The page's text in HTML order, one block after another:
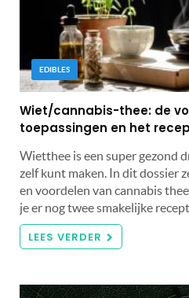
EDIBLES
Wiet/cannabis-thee: de
toepassingen en het
Wietthee is een super gezond
zelf kunt maken. In dit dossier
en voordelen van cannabis
je er nog twee smakelijke
LEES VERDER